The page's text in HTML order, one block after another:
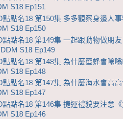
S18 Ep151
點點名18 第150集 多多觀察身邊人
S18 Ep150
點點名18 第149集 一起跟動物做朋
S18 Ep149
點點名18 第148集 為什麼蜜蜂會嗡
S18 Ep148
點點名18 第147集 為什麼海水會高
S18 Ep147
點點名18 第146集 捷運禮貌要注意
S18 Ep146